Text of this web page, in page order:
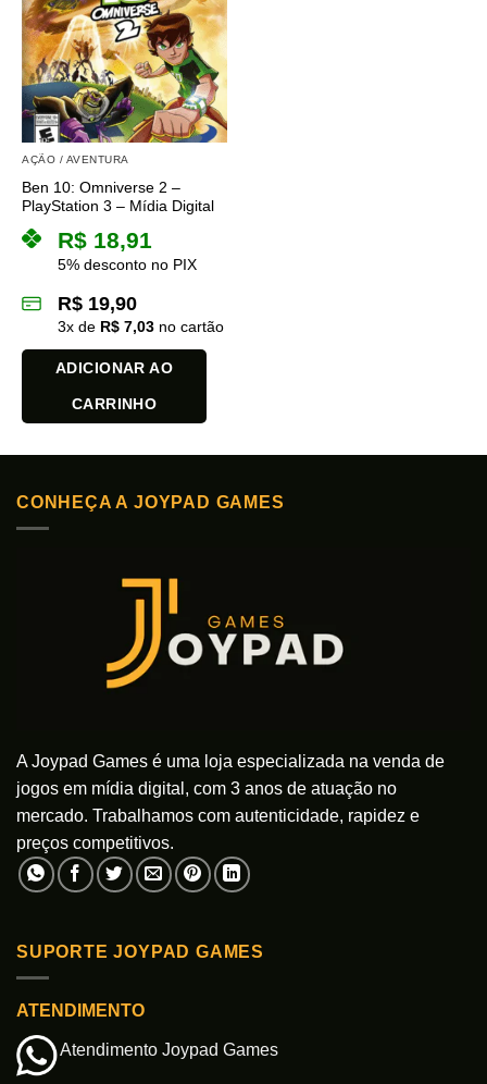
variantes.
As
opções
podem
ser
escolhidas
do
produto
AÇÃO / AVENTURA
Ben 10: Omniverse 2 –
PlayStation 3 – Mídia Digital
R$ 18,91
5% desconto no PIX
R$ 19,90
3x de R$ 7,03 no cartão
ADICIONAR AO
CARRINHO
CONHEÇA A JOYPAD GAMES
A Joypad Games é uma loja especializada na venda de
jogos em mídia digital, com 3 anos de atuação no
mercado. Trabalhamos com autenticidade, rapidez e
preços competitivos.
SUPORTE JOYPAD GAMES
ATENDIMENTO
Atendimento Joypad Games